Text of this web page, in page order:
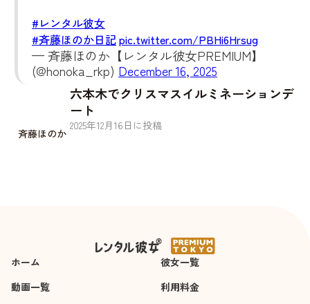
#レンタル彼女
#斉藤ほのか日記pic.twitter.com/PBHi6Hrsug
— 斉藤ほのか【レンタル彼女PREMIUM】
(@honoka_rkp) December 16, 2025
斉藤ほのか
六本木でクリスマスイルミネーションデ
ート
2025年12月 16 日に投稿
ホーム
彼女一覧
動画一覧
利用料金